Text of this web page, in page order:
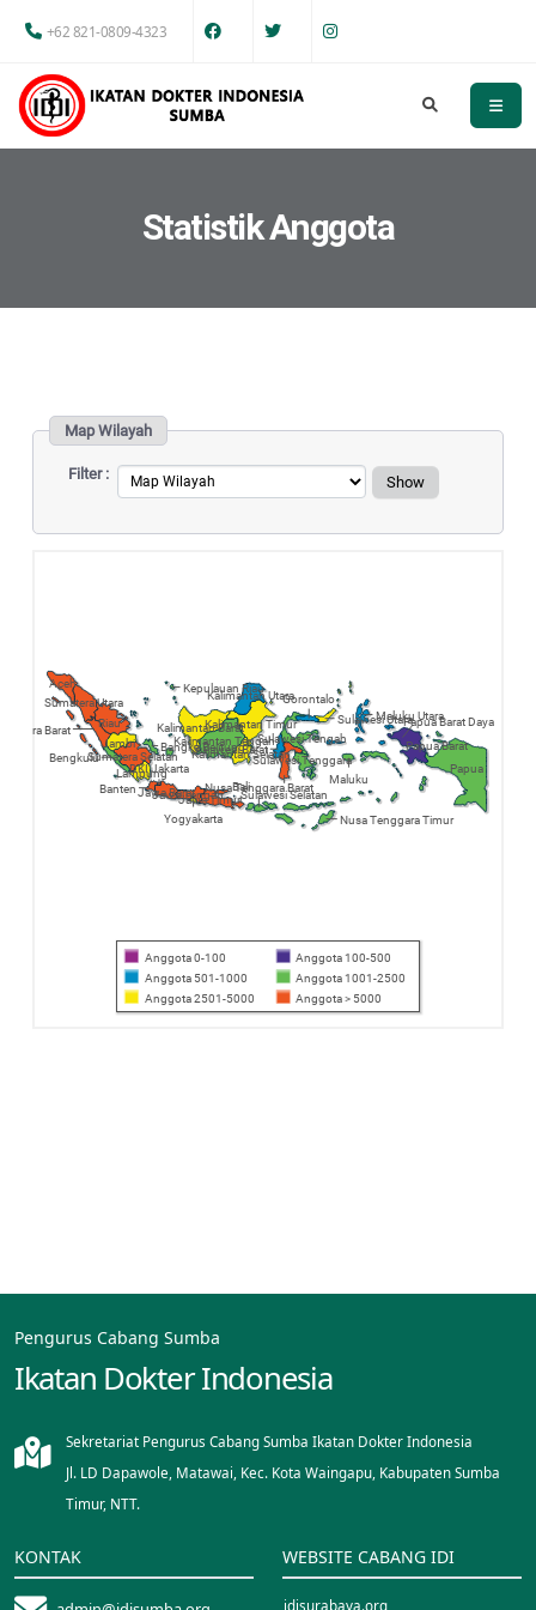
+62 821-0809-4323
Statistik Anggota
Pengurus Cabang Sumba
Ikatan Dokter Indonesia
Sekretariat Pengurus Cabang Sumba Ikatan Dokter Indonesia
Jl. LD Dapawole, Matawai, Kec. Kota Waingapu, Kabupaten Sumba
Timur, NTT.
KONTAK WEBSITE CABANG IDI
idisurabaya.org